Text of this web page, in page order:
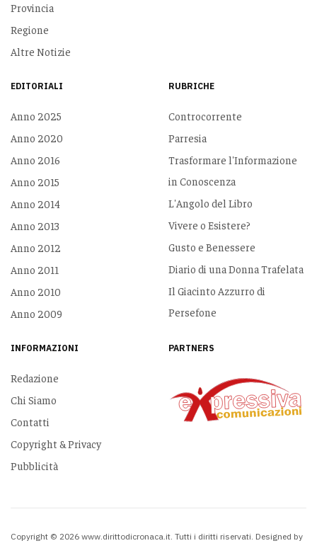
Provincia
Regione
Altre Notizie
EDITORIALI
Anno 2025
Anno 2020
Anno 2016
Anno 2015
Anno 2014
Anno 2013
Anno 2012
Anno 2011
Anno 2010
Anno 2009
RUBRICHE
Controcorrente
Parresia
Trasformare l'Informazione
in Conoscenza
L'Angolo del Libro
Vivere o Esistere?
Gusto e Benessere
Diario di una Donna Trafelata
Il Giacinto Azzurro di
Persefone
INFORMAZIONI
Redazione
Chi Siamo
Contatti
Copyright & Privacy
Pubblicità
PARTNERS
Copyright © 2026 www.dirittodicronaca.it. Tutti i diritti riservati. Designed by